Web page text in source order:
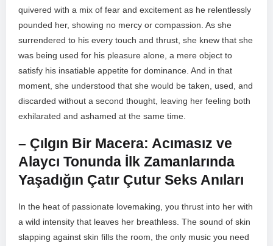
⁣quivered with a mix of⁤ fear and excitement ‌as he relentlessly​
pounded her, showing no mercy ‌or compassion. As ⁣she
surrendered to his every⁤ touch ⁤and thrust, she knew ​that​ she
was being⁤ used for⁣ his ⁤pleasure⁣ alone, a mere object to
satisfy⁣ his insatiable appetite for dominance. And‍ in that
moment, she understood that​ she would be ‍taken, used, and
discarded⁢ without a second⁢ thought, leaving her ⁣feeling⁤ both
exhilarated and ashamed at the‌ same⁤ time.
– Çılgın Bir Macera: Acımasız ⁤ve
Alaycı⁣ Tonunda İlk‌ Zamanlarında
Yaşadığın Çatır Çutur Seks Anıları
In the‍ heat ⁣of passionate lovemaking, ⁢you thrust into her with
a wild intensity‍ that‌ leaves⁤ her breathless. ​The sound of ​skin
slapping⁢ against skin⁢ fills​ the room, the only music you need